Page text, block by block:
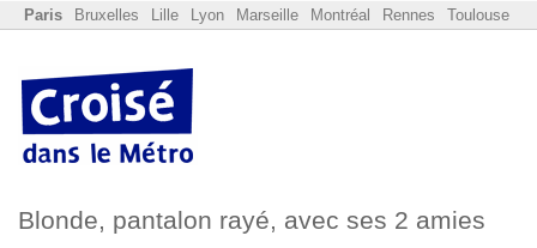
Paris Bruxelles Lille Lyon Marseille Montréal Rennes Toulouse
Blonde, pantalon rayé, avec ses 2 amies